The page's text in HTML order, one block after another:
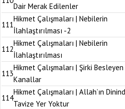
Dair Merak Edilenler
111
Hikmet Çalışmaları | Nebilerin
İlahlaştırılması -2
112
Hikmet Çalışmaları | Nebilerin
İlahlaştırılması
113
Hikmet Çalışmaları | Şirki Besleyen
Kanallar
114
Hikmet Çalışmaları | Allah’ın
Tavize Yer Yoktur